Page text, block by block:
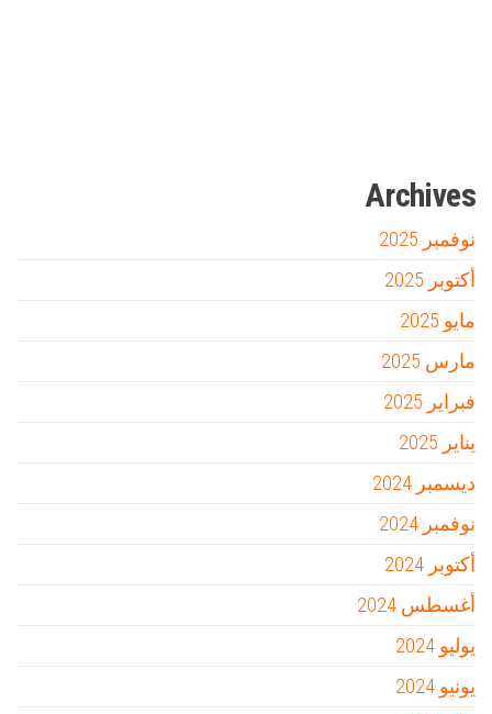
Archives
نوفمبر 2025
أكتوبر 2025
مايو 2025
مارس 2025
فبراير 2025
يناير 2025
ديسمبر 2024
نوفمبر 2024
أكتوبر 2024
أغسطس 2024
يوليو 2024
يونيو 2024